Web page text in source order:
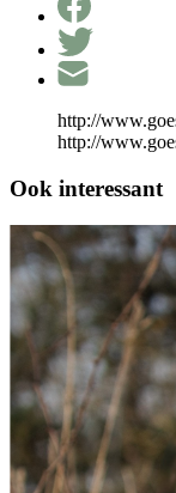
http://
http://
Ook interessant